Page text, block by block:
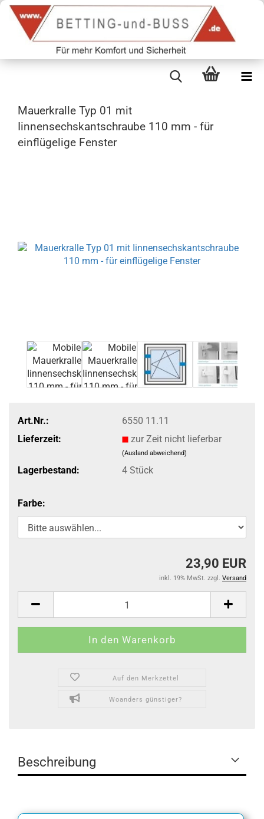
Mauerkralle Typ 01 mit
Iinnensechskantschraube 110 mm - für
einflügelige Fenster
Art.Nr.:
6550 11.11
Lieferzeit:
zur Zeit nicht lieferbar
(Ausland abweichend)
Lagerbestand: 4 Stück
Farbe:
23,90 EUR
inkl. 19% MwSt. zzgl. Versand
Auf den Merkzettel
Woanders günstiger?
Beschreibung